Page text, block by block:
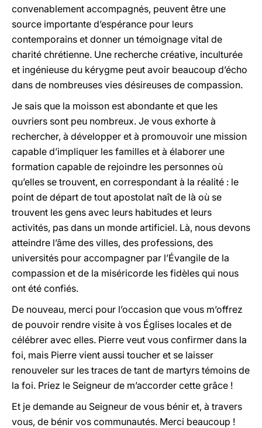
convenablement accompagnés, peuvent être une
source importante d’espérance pour leurs
contemporains et donner un témoignage vital de
charité chrétienne. Une recherche créative, inculturée
et ingénieuse du kérygme peut avoir beaucoup d’écho
dans de nombreuses vies désireuses de compassion.
Je sais que la moisson est abondante et que les
ouvriers sont peu nombreux. Je vous exhorte à
rechercher, à développer et à promouvoir une mission
capable d’impliquer les familles et à élaborer une
formation capable de rejoindre les personnes où
qu’elles se trouvent, en correspondant à la réalité : le
point de départ de tout apostolat naît de là où se
trouvent les gens avec leurs habitudes et leurs
activités, pas dans un monde artificiel. Là, nous devons
atteindre l’âme des villes, des professions, des
universités pour accompagner par l’Évangile de la
compassion et de la miséricorde les fidèles qui nous
ont été confiés.
De nouveau, merci pour l’occasion que vous m’offrez
de pouvoir rendre visite à vos Églises locales et de
célébrer avec elles. Pierre veut vous confirmer dans la
foi, mais Pierre vient aussi toucher et se laisser
renouveler sur les traces de tant de martyrs témoins de
la foi. Priez le Seigneur de m’accorder cette grâce !
Et je demande au Seigneur de vous bénir et, à travers
vous, de bénir vos communautés. Merci beaucoup !